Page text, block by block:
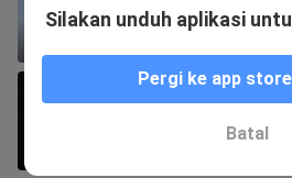
36
wulang_06
Duet ini
Silakan unduh aplikasi
Pergi ke app
Batal